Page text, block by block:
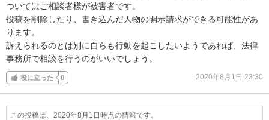
ついてはご相談者様が被害者です。
投稿を削除したり、書き込んだ人物の開示請求ができる可能性があ
ります。
訴えられるのとは別に自らも行動を起こしたいようであれば、法律
事務所で相談を行うのがいいでしょう。
役に立った 0 2020年8月1日 23:30
この投稿は、2020年8月1日時点の情報です。